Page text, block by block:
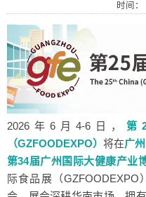
时间：
2026年6月4-6日， 第
（GZFOODEXPO）将在广
第34届广州国际大健康产业
际食品展（